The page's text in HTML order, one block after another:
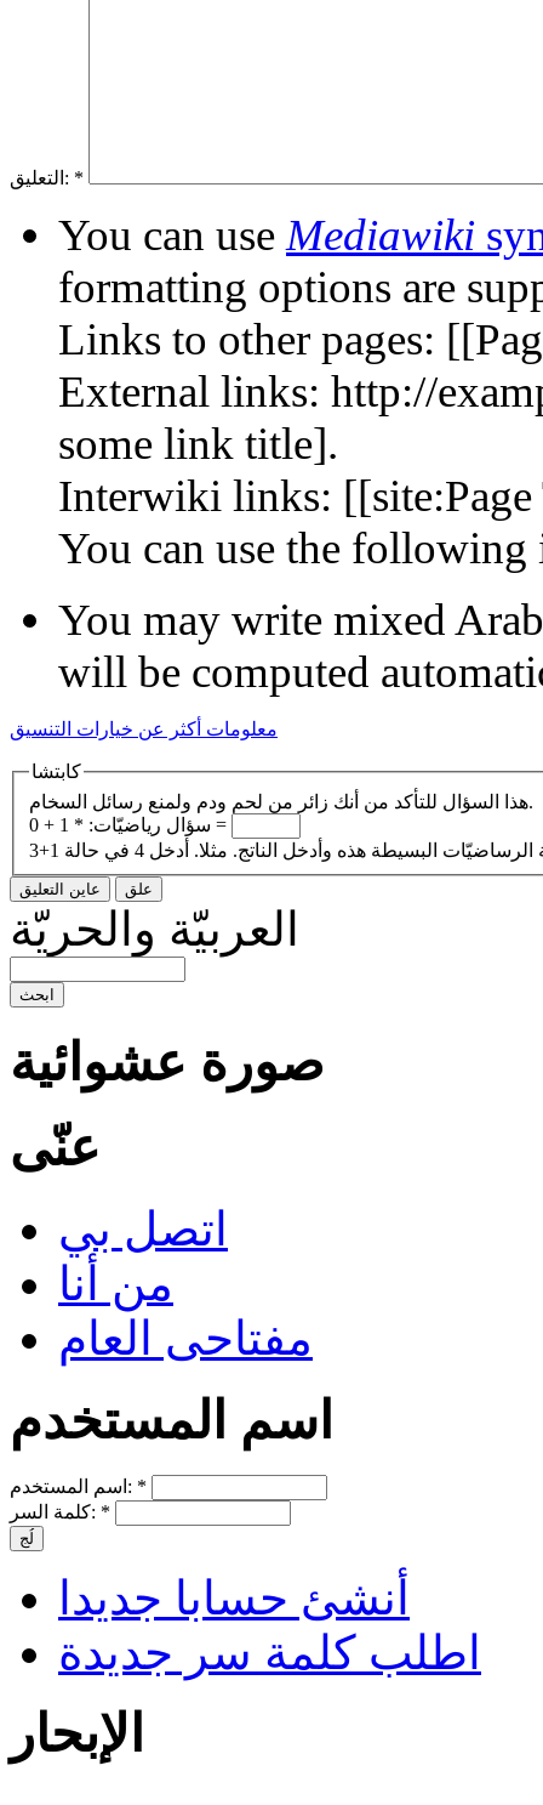
التعليق: *
You can useMediawiki
formatting options are
Links to other pages:
External links: http://
some link title].
Interwiki links:
You may write mixed
will be computed
معلومات أكثر عن خيارات التنسيق
كابتشا
هذا السؤال للتأكد من أنك زائر من لحم ودم ولمنع رسائل السخام.
سؤال رياضيّات: * 1 + 0 =
العربيّة والحريّة
صورة عشوائية
عنّى
اتصل بي
من أنا
مفتاحى العام
اسم المستخدم
اسم المستخدم: *
كلمة السر: *
أنشئ حسابا جديدا
اطلب كلمة سر جديدة
الإبحار